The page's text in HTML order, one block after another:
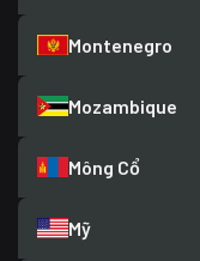
Montenegro
Mozambique
Mông Cổ
Mỹ